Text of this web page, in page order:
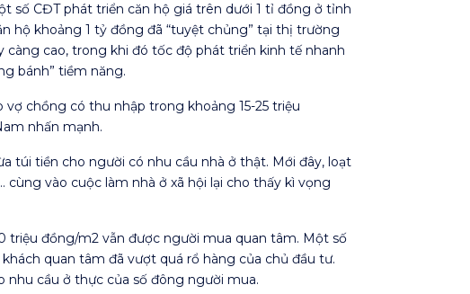
số CĐT phát triển căn hộ giá trên dưới 1 tỉ đồng ở tỉnh
hộ khoảng 1 tỷ đồng đã “tuyệt chủng” tại thị trường
càng cao, trong khi đó tốc độ phát triển kinh tế nhanh
bánh” tiềm năng.
chồng có thu nhập trong khoảng 15-25 triệu
nhấn mạnh.
túi tiền cho người có nhu cầu nhà ở thật. Mới đây, loạt
vào cuộc làm nhà ở xã hội lại cho thấy kì vọng
triệu đồng/m2 vẫn được người mua quan tâm. Một số
quan tâm đã vượt quá rổ hàng của chủ đầu tư.
cầu ở thực của số đông người mua.